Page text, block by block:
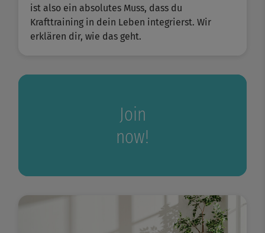
ist also ein absolutes Muss, dass du
Krafttraining in dein Leben integrierst. Wir
erklären dir, wie das geht.
Join
now!